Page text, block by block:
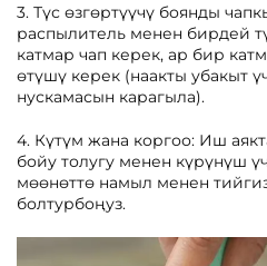
3. Түс өзгөртүүчү боянды
распылитель менен бирдей
катмар чап керек, ар бир
өтүшү керек (наакты убакыт
нускамасын карагыла).
4. Күтүм жана коргоо: Иш
бойу толугу менен күрүнүш
мөөнөттө намыл менен
болтурбоңуз.